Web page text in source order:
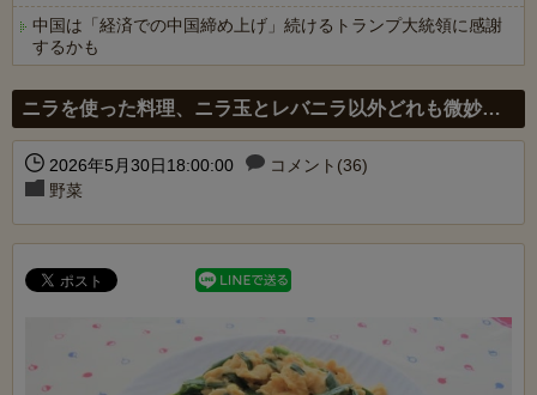
中国は「経済での中国締め上げ」続けるトランプ大統領に感謝
するかも
ニラを使った料理、ニラ玉とレバニラ以外どれも微妙…
2026年5月30日18:00:00
コメント(36)
野菜